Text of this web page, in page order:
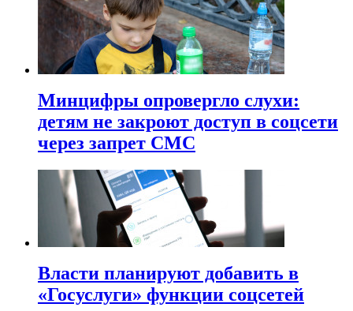
Минцифры опровергло слухи:
детям не закроют доступ в соцсети
через запрет СМС
Власти планируют добавить в
«Госуслуги» функции соцсетей